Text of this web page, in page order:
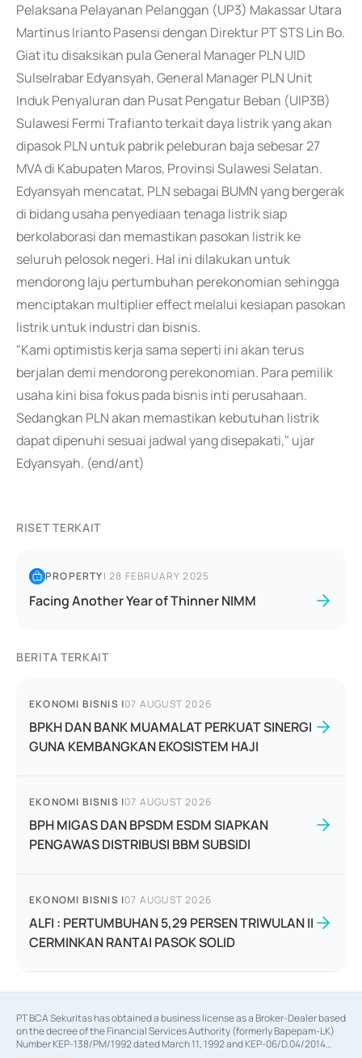
Pelaksana Pelayanan Pelanggan (UP3) Makassar Utara
Martinus Irianto Pasensi dengan Direktur PT STS Lin Bo.
Giat itu disaksikan pula General Manager PLN UID
Sulselrabar Edyansyah, General Manager PLN Unit
Induk Penyaluran dan Pusat Pengatur Beban (UIP3B)
Sulawesi Fermi Trafianto terkait daya listrik yang akan
dipasok PLN untuk pabrik peleburan baja sebesar 27
MVA di Kabupaten Maros, Provinsi Sulawesi Selatan.
Edyansyah mencatat, PLN sebagai BUMN yang bergerak
di bidang usaha penyediaan tenaga listrik siap
berkolaborasi dan memastikan pasokan listrik ke
seluruh pelosok negeri. Hal ini dilakukan untuk
mendorong laju pertumbuhan perekonomian sehingga
menciptakan multiplier effect melalui kesiapan pasokan
listrik untuk industri dan bisnis.
"Kami optimistis kerja sama seperti ini akan terus
berjalan demi mendorong perekonomian. Para pemilik
usaha kini bisa fokus pada bisnis inti perusahaan.
Sedangkan PLN akan memastikan kebutuhan listrik
dapat dipenuhi sesuai jadwal yang disepakati," ujar
Edyansyah. (end/ant)
RISET TERKAIT
PROPERTY|28 FEBRUARY 2025
Facing Another Year of Thinner NIMM
BERITA TERKAIT
EKONOMI BISNIS |07 AUGUST 2026
BPKH DAN BANK MUAMALAT PERKUAT SINERGI
GUNA KEMBANGKAN EKOSISTEM HAJI
EKONOMI BISNIS |07 AUGUST 2026
BPH MIGAS DAN BPSDM ESDM SIAPKAN
PENGAWAS DISTRIBUSI BBM SUBSIDI
EKONOMI BISNIS |07 AUGUST 2026
ALFI : PERTUMBUHAN 5,29 PERSEN TRIWULAN II
CERMINKAN RANTAI PASOK SOLID
PT BCA Sekuritas has obtained a business license as a Broker-Dealer based
on the decree of the Financial Services Authority (formerly Bapepam-LK)
Number KEP-138/PM/1992 dated March 11, 1992 and KEP-06/D.04/2014